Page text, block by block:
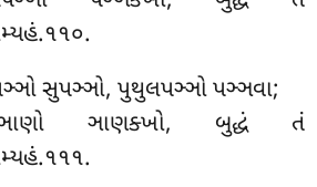
સુપઞ્ઞો, પુથુલપઞ્ઞો પઞ્ઞવા;
ઞાણક્ખો, બુદ્ધં તં